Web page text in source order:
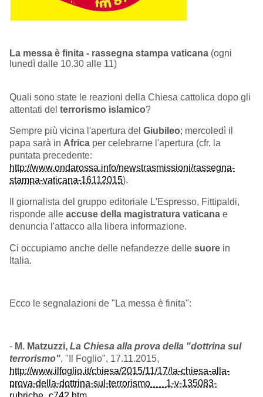
La messa è finita - rassegna stampa vaticana (ogni
lunedì dalle 10.30 alle 11)
Quali sono state le reazioni della Chiesa cattolica dopo gli
attentati del terrorismo islamico?
Sempre più vicina l'apertura del Giubileo; mercoledì il
papa sarà in Africa per celebrarne l'apertura (cfr. la
puntata precedente:
http://www.ondarossa.info/newstrasmissioni/rassegna-
stampa-vaticana-16112015).
Il giornalista del gruppo editoriale L'Espresso, Fittipaldi,
risponde alle accuse della magistratura vaticana e
denuncia l'attacco alla libera informazione.
Ci occupiamo anche delle nefandezze delle suore in
Italia.
Ecco le segnalazioni de "La messa è finita":
- M. Matzuzzi, La Chiesa alla prova della "dottrina sul
terrorismo", "Il Foglio", 17.11.2015,
http://www.ilfoglio.it/chiesa/2015/11/17/la-chiesa-alla-
prova-della-dottrina-sul-terrorismo___1-v-135083-